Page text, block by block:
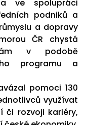
ve spolupráci
podniků a
a dopravy
ČR chystá
v podobě
programu a
pomoci 130
využívat
či rozvoji kariéry,